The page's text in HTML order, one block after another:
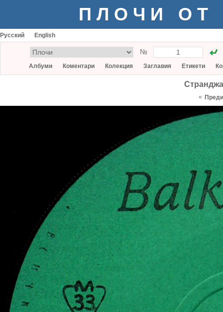
ПЛОЧИ ОТ
Русский English
№
Албуми Коментари Колекция Заглавия Етикети
«